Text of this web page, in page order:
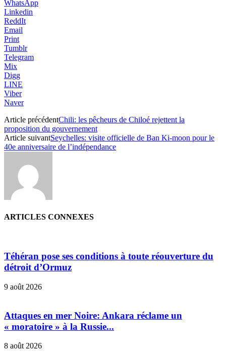
WhatsApp
Linkedin
ReddIt
Email
Print
Tumblr
Telegram
Mix
Digg
LINE
Viber
Naver
Article précédentChili: les pêcheurs de Chiloé rejettent la
proposition du gouvernement
Article suivantSeychelles: visite officielle de Ban Ki-moon pour le
40e anniversaire de l’indépendance
ARTICLES CONNEXES
Téhéran pose ses conditions à toute réouverture du
détroit d’Ormuz
9 août 2026
Attaques en mer Noire: Ankara réclame un
« moratoire » à la Russie...
8 août 2026